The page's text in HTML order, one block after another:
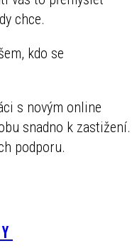
chce.
kdo se
s novým online
snadno k zastižení.
podporu.